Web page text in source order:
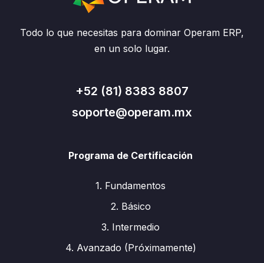
Todo lo que necesitas para dominar Operam ERP,
en un solo lugar.
+52 (81) 8383 8807
soporte@operam.mx
Programa de Certificación
1. Fundamentos
2. Básico
3. Intermedio
4. Avanzado (Próximamente)